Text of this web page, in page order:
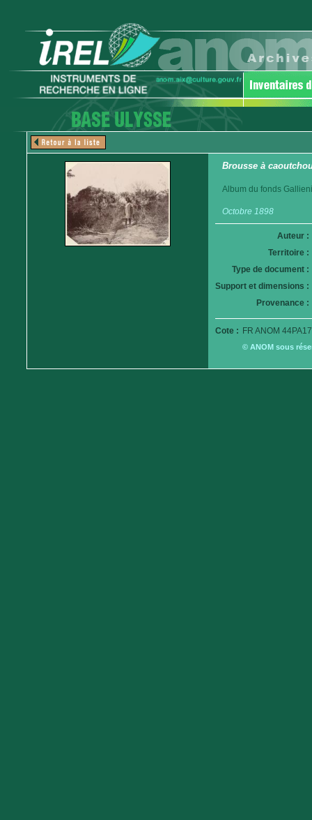
Brousse à
Album du fonds
Octobre 1898
Auteur :
Territoire :
Type de document :
Support et dimensions :
Provenance :
Cote : FR ANOM
© ANOM sous